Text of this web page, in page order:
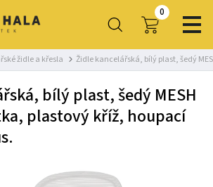
0
židle a křesla Židle kancelářská, bílý plast, šedý
bílý plast, šedý MESH
plastový kříž, houpací